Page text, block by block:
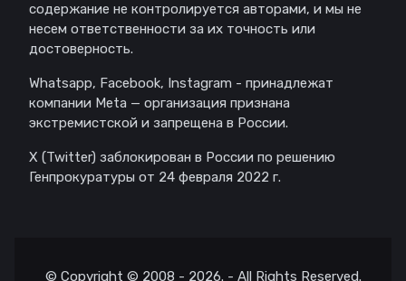
содержание не контролируется авторами, и мы не
несем ответственности за их точность или
достоверность.
Whatsapp, Facebook, Instagram - принадлежат
компании Meta — организация признана
экстремистской и запрещена в России.
X (Twitter) заблокирован в России по решению
Генпрокуратуры от 24 февраля 2022 г.
© Copyright © 2008 - 2026. - All Rights Reserved.